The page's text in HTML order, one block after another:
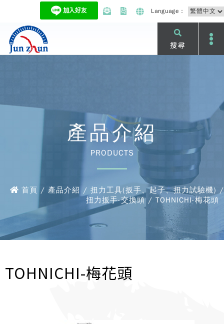
Language：
搜尋
產品介紹
PRODUCTS
首頁 / 產品介紹 / 扭力工具(扳手、起子、扭力試驗機) /
扭力扳手-交換頭 / TOHNICHI-梅花頭
TOHNICHI-梅花頭